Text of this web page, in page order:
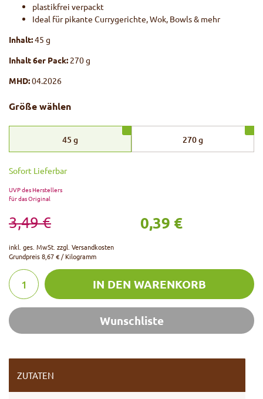
plastikfrei verpackt
Ideal für pikante Currygerichte, Wok, Bowls & mehr
Inhalt:45 g
Inhalt 6er Pack: 270 g
MHD:04.2026
Größe wählen
45 g 270g
Sofort Lieferbar
UVP des Herstellers
für das Original
3,49 € 0,39 €
inkl. ges. MwSt. zzgl. Versandkosten
Grundpreis8,67 € / Kilogramm
IN DEN WARENKORB
Wunschliste
ZUTATEN